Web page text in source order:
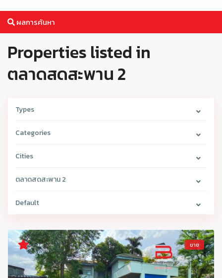
ผลการค้นหา
Properties listed in
ตลาดสดสะพาน 2
Types
Categories
Cities
ตลาดสดสะพาน 2
Default
ขาย